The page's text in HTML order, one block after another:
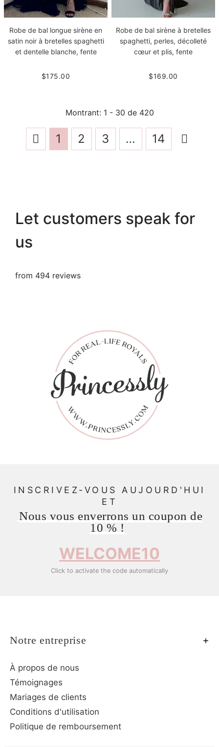
Robe de bal longue sirène en
satin noir à bretelles spaghetti
et dentelle blanche, fente
$175.00
Robe de bal sirène à bretelles
spaghetti, perles, décolleté
cœur et plis, fente
$169.00
Montrant: 1 - 30 de420
1 2 3 … 14
Let customers speak for
us
from 494 reviews
INSCRIVEZ-VOUS AUJOURD'HUI
ET
Nous vous enverrons un coupon de
10 % !
WELCOME10
Click to activate the code automatically
Notre entreprise
À propos de nous
Témoignages
Mariages de clients
Conditions d'utilisation
Politique de remboursement